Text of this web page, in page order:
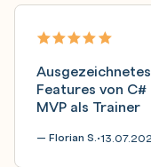
Features von
MVP als Trainer
— Florian S.•